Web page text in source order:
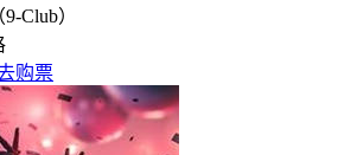
Club）
购票